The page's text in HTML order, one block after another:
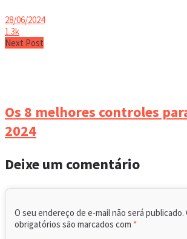
28/06/2024
1.3k
Next Post
Os 8 melhores controles
2024
Deixe um comentário
O seu endereço de e-mail não será publicado.
obrigatórios são marcados com *